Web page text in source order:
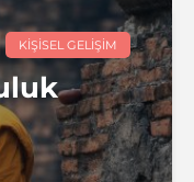
KIŞISEL GELIŞIM